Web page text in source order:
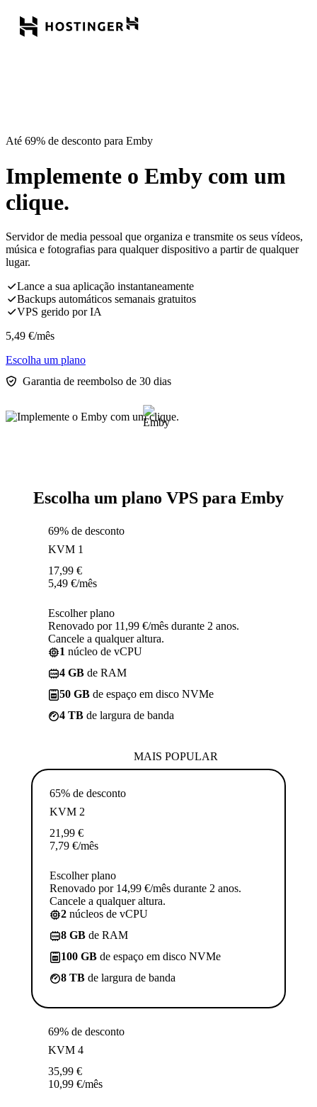
Até 69% de desconto para Emby
Implemente o Emby com um
clique.
Servidor de media pessoal que organiza e transmite os seus vídeos,
música e fotografias para qualquer dispositivo a partir de qualquer
lugar.
Lance a sua aplicação instantaneamente
Backups automáticos semanais gratuitos
VPS gerido por IA
5,49 €/mês
Escolha um plano
Garantia de reembolso de 30 dias
Escolha um plano VPS para Emby
69% de desconto
KVM 1
17,99 €
5,49 €/mês
Escolher plano
Renovado por 11,99 €/mês durante 2 anos.
Cancele a qualquer altura.
1 núcleo de vCPU
4 GB de RAM
50 GB de espaço em disco NVMe
4 TB de largura de banda
MAIS POPULAR
65% de desconto
KVM 2
21,99 €
7,79 €/mês
Escolher plano
Renovado por 14,99 €/mês durante 2 anos.
Cancele a qualquer altura.
2 núcleos de vCPU
8 GB de RAM
100 GB de espaço em disco NVMe
8 TB de largura de banda
69% de desconto
KVM 4
35,99 €
10,99 €/mês